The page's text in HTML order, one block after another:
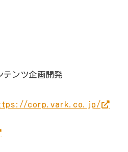
アカウント
ー
作成した動画を添付して当該